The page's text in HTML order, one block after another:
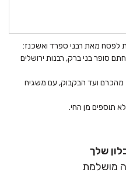
לפסח מאת רבני ספרד ואשכנז:
סופר בני ברק, רבנות ירושלים
מהכרם ועד הבקבוק, עם משגיח
שלך
מושלמת